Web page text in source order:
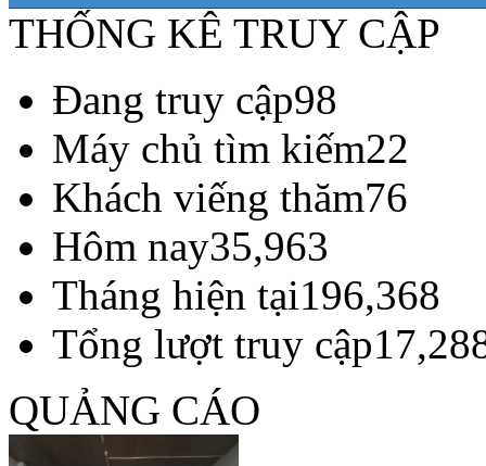
THỐNG KÊ TRUY CẬP
Đang truy cập98
Máy chủ tìm kiếm22
Khách viếng thăm76
Hôm nay35,963
Tháng hiện tại196,368
Tổng lượt truy cập
QUẢNG CÁO